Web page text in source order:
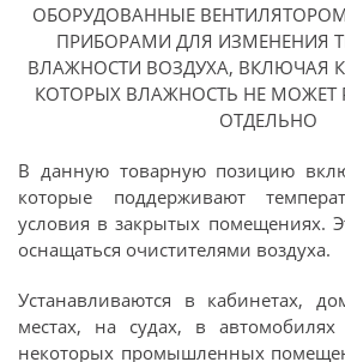
ОБОРУДОВАННЫЕ
ПРИБОРАМИ ДЛЯ ИЗМЕНЕНИЯ
ВЛАЖНОСТИ ВОЗДУХА, ВКЛЮЧАЯ
КОТОРЫХ ВЛАЖНОСТЬ НЕ МОЖЕТ
ОТДЕЛЬНО
В данную товарную позицию
которые поддерживают
условия в закрытых помещениях.
оснащаться очистителями воздуха.
Устанавливаются в кабинетах,
местах, на судах, в
некоторых промышленных